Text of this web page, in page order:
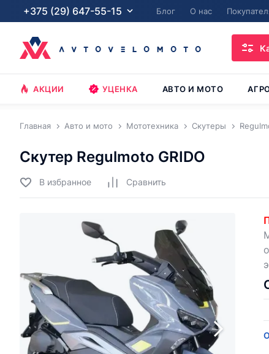
+375 (29) 647-55-15 Блог О нас
АКЦИИ УЦЕНКА АВТО И МОТО
Главная Авто и мото Мототехника Скутеры
Скутер Regulmoto GRIDO
В избранное Cравнить